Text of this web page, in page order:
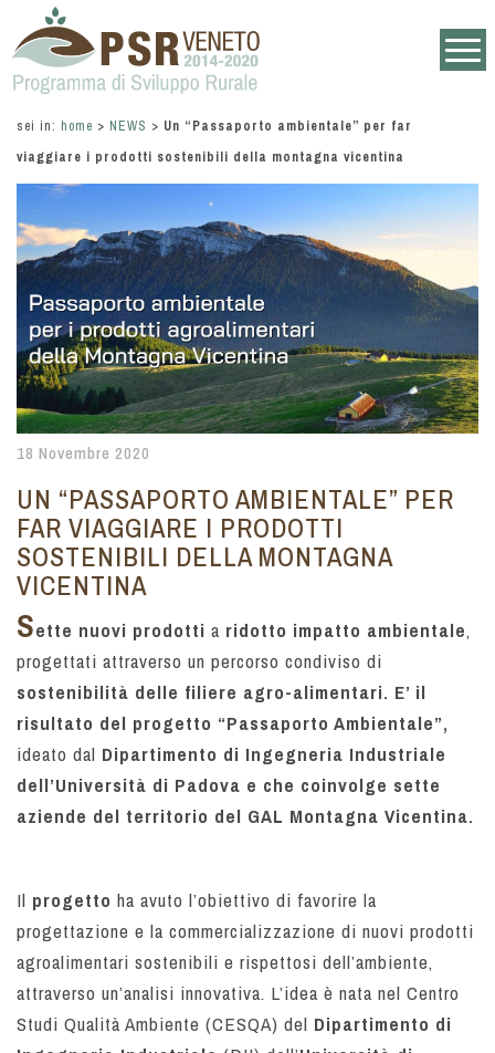
sei in: home > NEWS > Un “Passaporto ambientale” per far
viaggiare i prodotti sostenibili della montagna vicentina
18 Novembre 2020
UN “PASSAPORTO AMBIENTALE” PER
FAR VIAGGIARE I PRODOTTI
SOSTENIBILI DELLA MONTAGNA
VICENTINA
Sette nuovi prodotti a ridotto impatto ambientale,
progettati attraverso un percorso condiviso di
sostenibilità delle filiere agro-alimentari. E’ il
risultato del progetto “Passaporto Ambientale”,
ideato dal Dipartimento di Ingegneria Industriale
dell’Università di Padova e che coinvolge sette
aziende del territorio del GAL Montagna Vicentina.
Il progetto ha avuto l’obiettivo di favorire la
progettazione e la commercializzazione di nuovi prodotti
agroalimentari sostenibili e rispettosi dell’ambiente,
attraverso un’analisi innovativa. L’idea è nata nel Centro
Studi Qualità Ambiente (CESQA) del Dipartimento di